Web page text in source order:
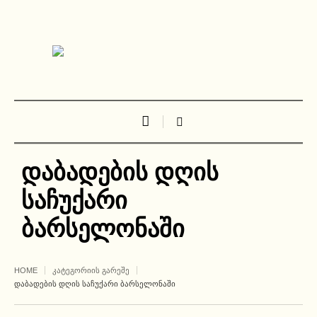
დაბადების დღის
საჩუქარი
ბარსელონაში
HOME
ᲙᲐᲢᲔᲒᲝᲠᲘᲘᲡ ᲒᲐᲠᲔᲨᲔ
ᲓᲐᲑᲐᲓᲔᲑᲘᲡ ᲓᲦᲘᲡ ᲡᲐᲩᲣᲥᲐᲠᲘ ᲑᲐᲠᲡᲔᲚᲝᲜᲐᲨᲘ